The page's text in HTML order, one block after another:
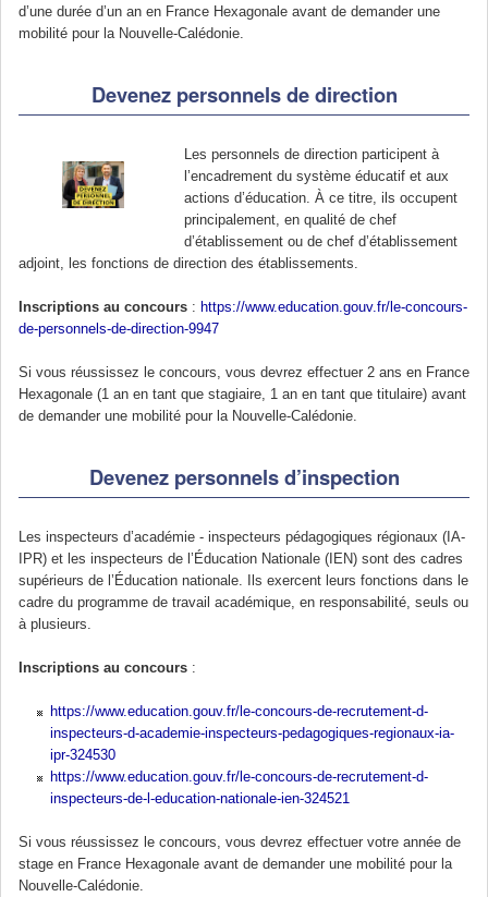
d’une durée d’un an en France Hexagonale avant de demander une
mobilité pour la Nouvelle-Calédonie.
Devenez personnels de direction
Les personnels de direction participent à
l’encadrement du système éducatif et aux
actions d’éducation. À ce titre, ils occupent
principalement, en qualité de chef
d’établissement ou de chef d’établissement
adjoint, les fonctions de direction des établissements.
Inscriptions au concours : https://www.education.gouv.fr/le-concours-
de-personnels-de-direction-9947
Si vous réussissez le concours, vous devrez effectuer 2 ans en France
Hexagonale (1 an en tant que stagiaire, 1 an en tant que titulaire) avant
de demander une mobilité pour la Nouvelle-Calédonie.
Devenez personnels d’inspection
Les inspecteurs d’académie - inspecteurs pédagogiques régionaux (IA-
IPR) et les inspecteurs de l’Éducation Nationale (IEN) sont des cadres
supérieurs de l’Éducation nationale. Ils exercent leurs fonctions dans le
cadre du programme de travail académique, en responsabilité, seuls ou
à plusieurs.
Inscriptions au concours :
https://www.education.gouv.fr/le-concours-de-recrutement-d-
inspecteurs-d-academie-inspecteurs-pedagogiques-regionaux-ia-
ipr-324530
https://www.education.gouv.fr/le-concours-de-recrutement-d-
inspecteurs-de-l-education-nationale-ien-324521
Si vous réussissez le concours, vous devrez effectuer votre année de
stage en France Hexagonale avant de demander une mobilité pour la
Nouvelle-Calédonie.